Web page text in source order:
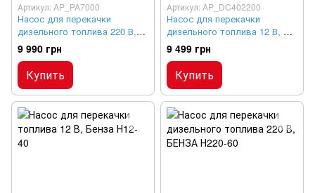
Артикул: AP_PA7000
Насос для перекачки
дизельного топлива 220 В,
PA1 220-70
9 990 грн
Купить
Артикул: AP_DC402200
Насос для перекачки
дизельного топлива 12 В, DC
TECH 12-40
9 499 грн
Купить